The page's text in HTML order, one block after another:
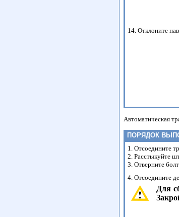
14. Отклоните
Автоматическая
ПОРЯДОК
1. Отсоедините
2. Расстыкуйте
3. Отверните
4. Отсоедините
Для